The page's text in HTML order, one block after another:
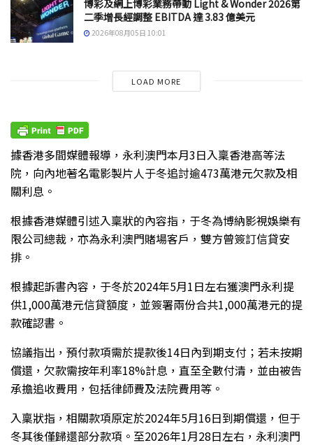
博彩及網上博彩業務帶動 Light & Wonder 2026第
二季增長經調整 EBITDA 達 3.83 億美元
2026年08月05日 10:01
LOAD MORE
據香港多間媒體報導，永利澳門本月3日入稟香港高等法
院，向內地著名電影製片人于冬追討逾473萬港元欠款及相
關利息。
根據香港媒體引述入稟狀的內容指，于冬為博納影視娛樂有
限公司總裁，亦為永利澳門賭場客戶，雙方曾簽訂信貸安
排。
根據起訴書內容，于冬於2024年5月1日左右獲澳門永利提
供1,000萬港元信貸額度，並簽署兩份合共1,000萬港元的提
款確認書。
協議指出，預付款項需於提款後14日內到期支付；若未按期
償還，欠款需按年利率18%計息，直至全數付清，並由被告
承擔追收費用，包括律師費及法院費用等。
入稟狀指，相關款項原定於2024年5月16日到期償還，但于
冬其後僅歸還部分款項。至2026年1月28日左右，永利澳門